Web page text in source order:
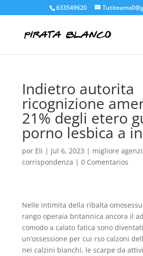
633549620
Indietro autorita
ricognizione
21% degli etero
porno lesbica a
por Eli | Jul 6, 2023 | migliore
corrispondenza | 0 Comentarios
Nelle intimita della ribalta
rango operaia britannica ancora il
comodo a calato fatica sono
un’ossessione per cui rso calzoni
nei calzini bianchi, le scarpe da